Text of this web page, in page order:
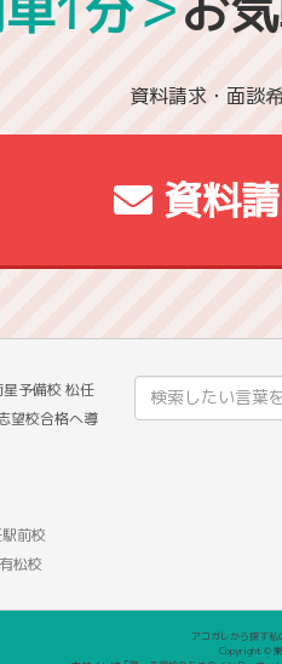
資料請求・面談
資料
予備校 松任
望校合格へ導
前校
松校
索
アコガレから探す
Copyright ©